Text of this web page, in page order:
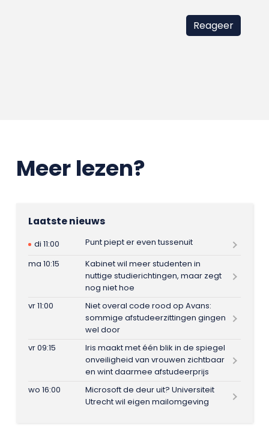
Meer lezen?
Laatste nieuws
di 11:00
Punt piept er even tussenuit
ma 10:15
Kabinet wil meer studenten in
nuttige studierichtingen, maar zegt
nog niet hoe
vr 11:00
Niet overal code rood op Avans:
sommige afstudeerzittingen gingen
wel door
vr 09:15
Iris maakt met één blik in de spiegel
onveiligheid van vrouwen zichtbaar
en wint daarmee afstudeerprijs
wo 16:00
Microsoft de deur uit? Universiteit
Utrecht wil eigen mailomgeving